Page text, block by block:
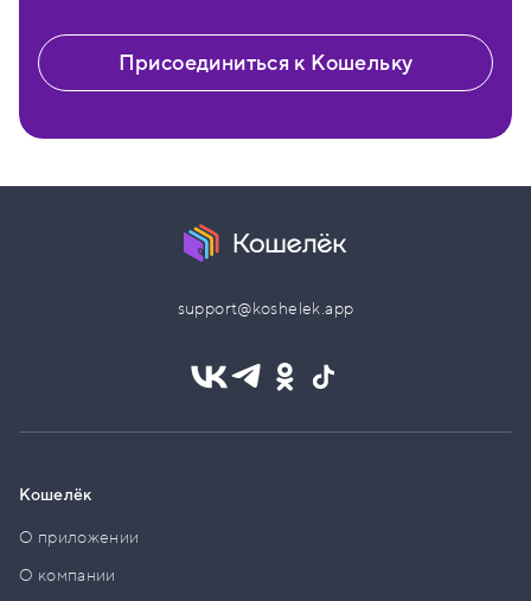
Присоединиться к Кошельку
support@koshelek.app
Кошелёк
О приложении
О компании